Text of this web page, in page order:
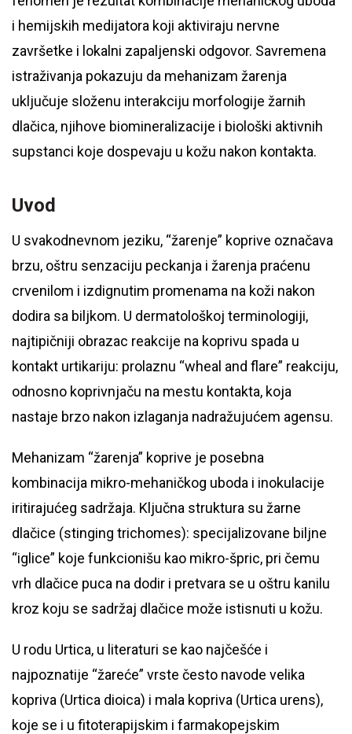
i hemijskih medijatora koji aktiviraju nervne
završetke i lokalni zapaljenski odgovor. Savremena
istraživanja pokazuju da mehanizam žarenja
uključuje složenu interakciju morfologije žarnih
dlačica, njihove biomineralizacije i biološki aktivnih
supstanci koje dospevaju u kožu nakon kontakta.
Uvod
U svakodnevnom jeziku, “žarenje” koprive označava
brzu, oštru senzaciju peckanja i žarenja praćenu
crvenilom i izdignutim promenama na koži nakon
dodira sa biljkom. U dermatološkoj terminologiji,
najtipičniji obrazac reakcije na koprivu spada u
kontakt urtikariju: prolaznu “wheal and flare” reakciju,
odnosno koprivnjaču na mestu kontakta, koja
nastaje brzo nakon izlaganja nadražujućem agensu.
Mehanizam “žarenja” koprive je posebna
kombinacija mikro-mehaničkog uboda i inokulacije
iritirajućeg sadržaja. Ključna struktura su žarne
dlačice (stinging trichomes): specijalizovane biljne
“iglice” koje funkcionišu kao mikro-špric, pri čemu
vrh dlačice puca na dodir i pretvara se u oštru kanilu
kroz koju se sadržaj dlačice može istisnuti u kožu.
U rodu Urtica, u literaturi se kao najčešće i
najpoznatije “žareće” vrste često navode velika
kopriva (Urtica dioica) i mala kopriva (Urtica urens),
koje se i u fitoterapijskim i farmakopejskim